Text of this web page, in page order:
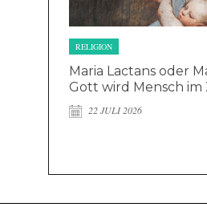
RELIGION
Maria Lactans oder
Gott wird Mensch im
22 JULI 2026